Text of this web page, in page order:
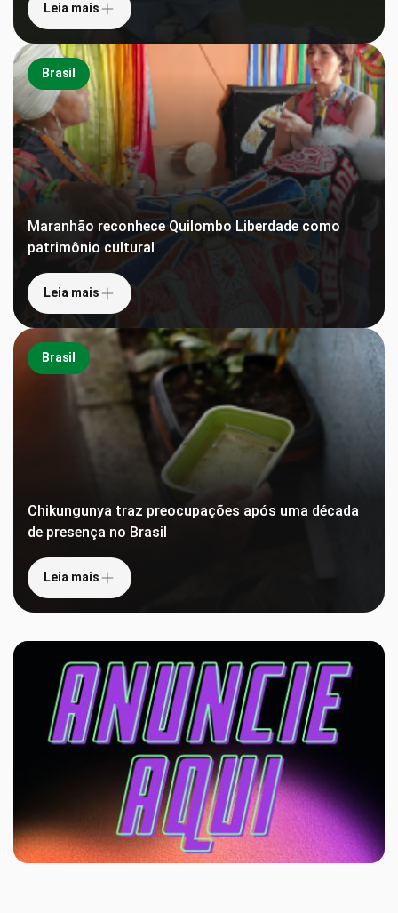
Leia mais
Brasil
Maranhão reconhece Quilombo Liberdade como
patrimônio cultural
Leia mais
Brasil
Chikungunya traz preocupações após uma década
de presença no Brasil
Leia mais